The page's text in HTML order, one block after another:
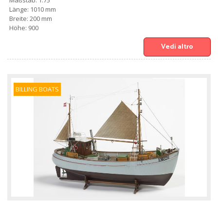
Länge: 1010 mm
Breite: 200 mm
Höhe: 900
Vedi altro
BILLING BOATS